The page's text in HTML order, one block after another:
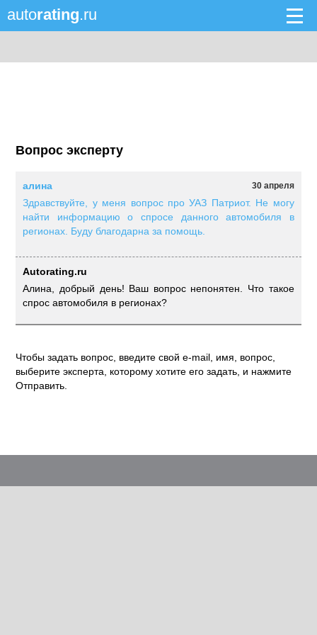
autorating.ru
Вопрос эксперту
30 апреля
алина
Здравствуйте, у меня вопрос про УАЗ Патриот. Не могу
найти информацию о спросе данного автомобиля в
регионах. Буду благодарна за помощь.
Autorating.ru
Алина, добрый день! Ваш вопрос непонятен. Что такое
спрос автомобиля в регионах?
Чтобы задать вопрос, введите свой e-mail, имя, вопрос,
выберите эксперта, которому хотите его задать, и нажмите
Отправить.